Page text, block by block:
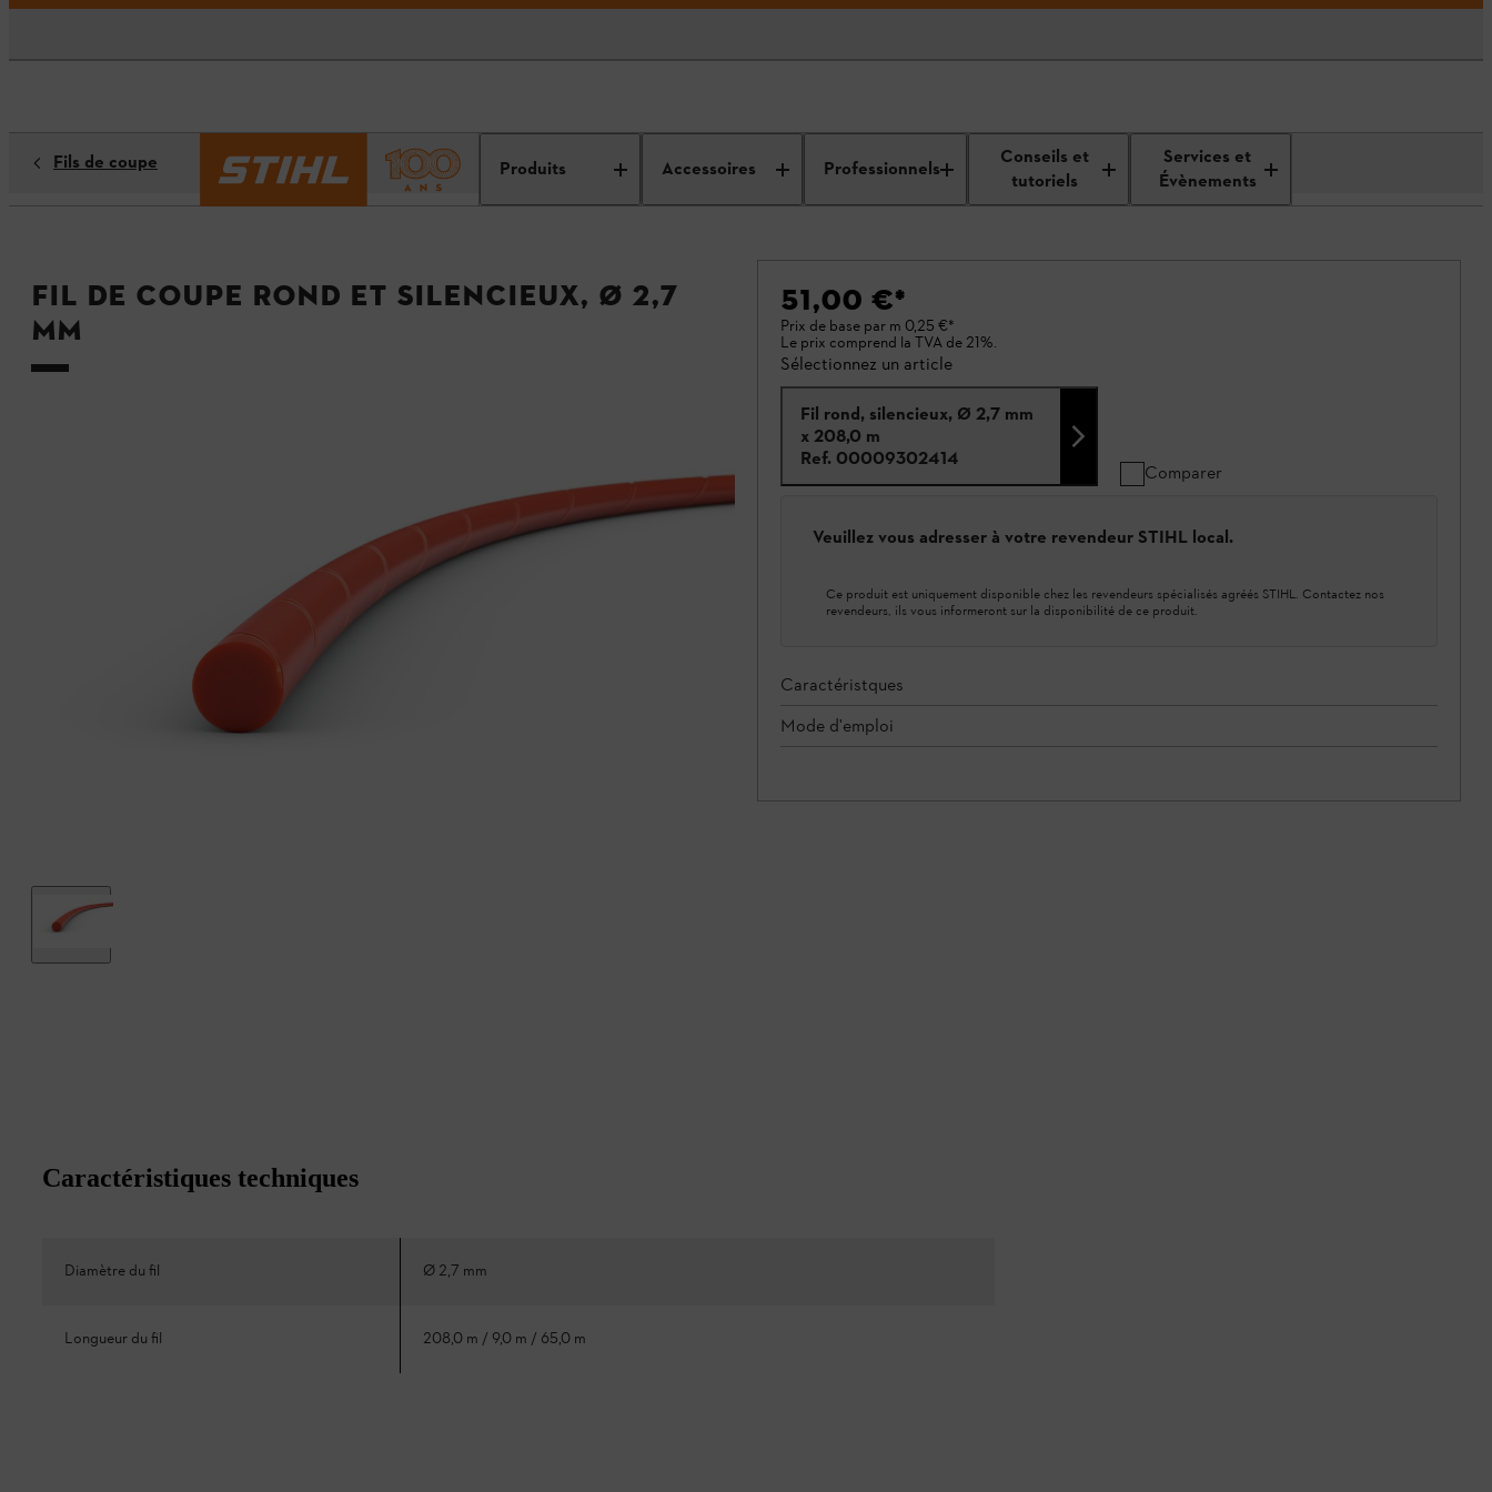
Produits Accessoires Professionnels
Conseils et
tutoriels
Services et
Évènements
Fils de coupe
Fil de coupe rond et silencieux, Ø 2,7
mm
51,00 €*
Prix de base par m 0,25 €*
Le prix comprend la TVA de 21%.
Sélectionnez un article
Fil rond, silencieux, Ø 2,7 mm
x 208,0 m
Ref. 00009302414
Comparer
Veuillez vous adresser à votre revendeur STIHL local.
Ce produit est uniquement disponible chez les revendeurs spécialisés agréés STIHL. Contactez nos
revendeurs, ils vous informeront sur la disponibilité de ce produit.
Caractéristques
Mode d'emploi
Caractéristiques techniques
Diamètre du fil Ø 2,7 mm
Longueur du fil 208,0 m / 9,0 m / 65,0 m